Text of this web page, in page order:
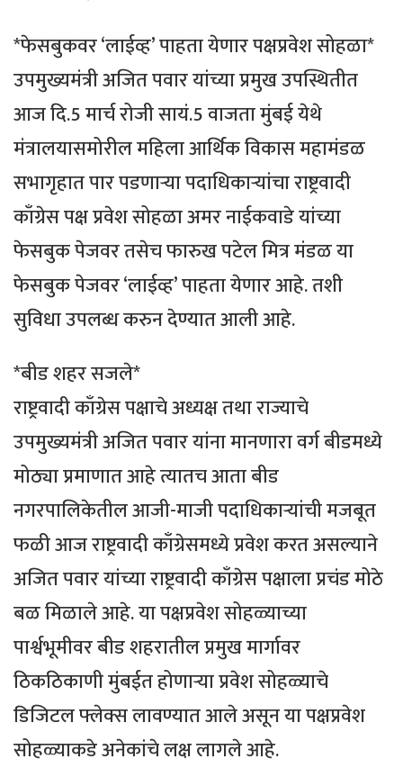
*फेसबुकवर ‘लाईव्ह’ पाहता येणार पक्षप्रवेश सोहळा*
उपमुख्यमंत्री अजित पवार यांच्या प्रमुख उपस्थितीत
आज दि.5 मार्च रोजी सायं.5 वाजता मुंबई येथे
मंत्रालयासमोरील महिला आर्थिक विकास महामंडळ
सभागृहात पार पडणार्‍या पदाधिकार्‍यांचा राष्ट्रवादी
काँग्रेस पक्ष प्रवेश सोहळा अमर नाईकवाडे यांच्या
फेसबुक पेजवर तसेच फारुख पटेल मित्र मंडळ या
फेसबुक पेजवर ‘लाईव्ह’ पाहता येणार आहे. तशी
सुविधा उपलब्ध करुन देण्यात आली आहे.
*बीड शहर सजले*
राष्ट्रवादी काँग्रेस पक्षाचे अध्यक्ष तथा राज्याचे
उपमुख्यमंत्री अजित पवार यांना मानणारा वर्ग बीडमध्ये
मोठ्या प्रमाणात आहे त्यातच आता बीड
नगरपालिकेतील आजी-माजी पदाधिकार्‍यांची मजबूत
फळी आज राष्ट्रवादी काँग्रेसमध्ये प्रवेश करत असल्याने
अजित पवार यांच्या राष्ट्रवादी काँग्रेस पक्षाला प्रचंड मोठे
बळ मिळाले आहे. या पक्षप्रवेश सोहळ्याच्या
पार्श्वभूमीवर बीड शहरातील प्रमुख मार्गावर
ठिकठिकाणी मुंबईत होणार्‍या प्रवेश सोहळ्याचे
डिजिटल फ्लेक्स लावण्यात आले असून या पक्षप्रवेश
सोहळ्याकडे अनेकांचे लक्ष लागले आहे.